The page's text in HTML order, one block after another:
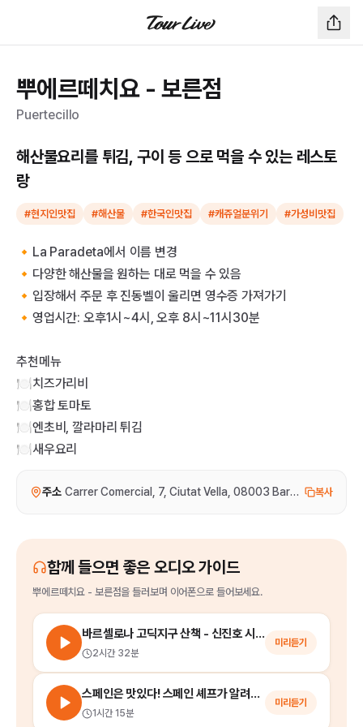
뿌에르떼치요 - 보른점
Puertecillo
해산물요리를 튀김, 구이 등 으로 먹을 수 있는 레스토
랑
#현지인맛집 #해산물 #한국인맛집 #캐쥬얼분위기 #가성비맛집
🔸La Paradeta에서 이름 변경
🔸다양한 해산물을 원하는 대로 먹을 수 있음
🔸입장해서 주문 후 진동벨이 울리면 영수증 가져가기
🔸영업시간: 오후1시~4시, 오후 8시~11시30분
추천메뉴
🍽️치즈가리비
🍽️홍합 토마토
🍽️엔초비, 깔라마리 튀김
🍽️새우요리
주소 Carrer Comercial, 7, Ciutat Vella, 08003 Barcelona, 스페인
복사
함께 들으면 좋은 오디오 가이드
뿌에르떼치요 - 보른점을 들러보며 이어폰으로 들어보세요.
바르셀로나 고딕지구 산책 - 신진호 시인과 함께 걷는 인문산책 시리즈
2시간 32분
미리듣기
스페인은 맛있다! 스페인 셰프가 알려주는 '스페인' 음식 문화
1시간 15분
미리듣기